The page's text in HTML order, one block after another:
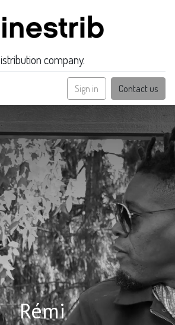
company.
Sign in Contact us
Rémi